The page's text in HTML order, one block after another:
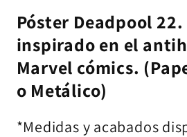
Metálico)Metálico)
Póster Deadpool
inspirado en el
Marvel cómics.
o Metálico)
*Medidas y acabados